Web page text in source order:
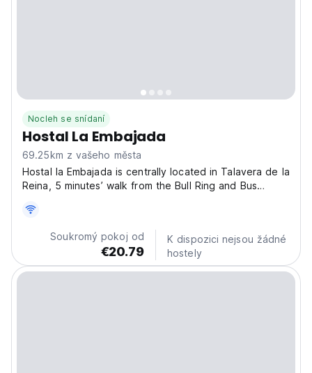
Nocleh se snídaní
Hostal La Embajada
69.25km z vašeho města
Hostal la Embajada is centrally located in Talavera de la
Reina, 5 minutes’ walk from the Bull Ring and Bus
Sierra de Gredos Nature Reserve is 90 km away.
Offers single, double, twin and triple rooms....
Soukromý pokoj od
€20.79
K dispozici nejsou žádné
hostely